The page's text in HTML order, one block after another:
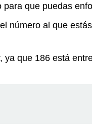
que puedas
número al que
que 186 está